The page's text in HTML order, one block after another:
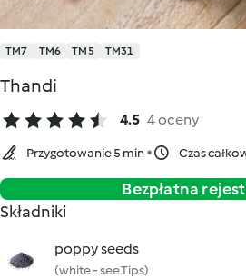
TM7 TM6 TM5 TM31
Thandi
4.5 4 oceny
Przygotowanie 5 min Czas
Bezpłatna
Składniki
poppy seeds
(white - see Tips)